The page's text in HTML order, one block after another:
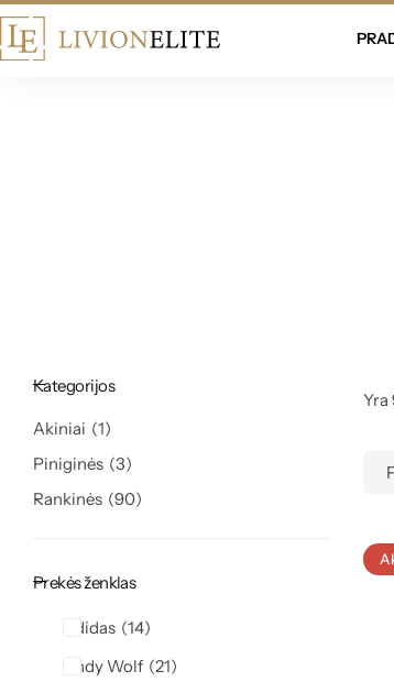
pristatymas visoje Lietuvoje!
Yra
Kategorijos
Akiniai
1
Piniginės 3
Rankinės 90
Prekės ženklas
Adidas 14
Andy Wolf 21